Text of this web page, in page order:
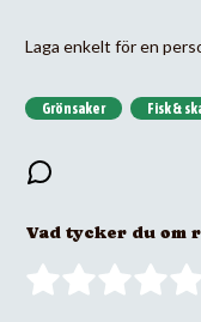
Laga enkelt för en
Grönsaker Fisk &
Vad tycker du om